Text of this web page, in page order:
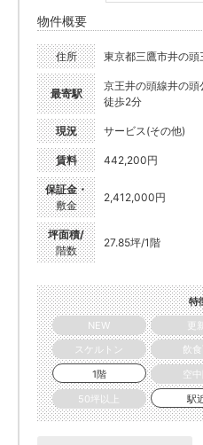
物件概要
住所 東京都三鷹市井の頭
最寄駅
京王井の頭線井の頭
徒歩2分
現況 サービス(その他)
賃料 442,200円
保証金・
敷金
2,412,000円
坪面積/
階数
27.85坪/1階
特
NEW
更新
スケルトン
飲食
1階
空
50坪以上
駅